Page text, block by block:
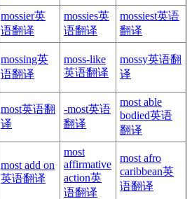
mossier英
语翻译
mossies英
语翻译
mossiest英语
翻译
mossing英
语翻译
moss-like
英语翻译
mossy英语翻
译
most英语翻
译
-most英语
翻译
most able
bodied英语
翻译
most add on
英语翻译
most
affirmative
action英
语翻译
most afro
caribbean英
语翻译